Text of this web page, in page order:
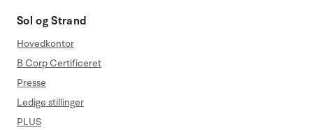
Sol og Strand
Hovedkontor
B Corp Certificeret
Presse
Ledige stillinger
PLUS